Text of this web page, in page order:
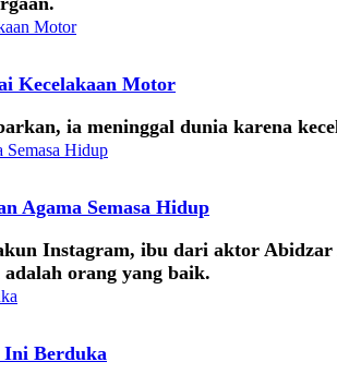
Kecelakaan Motor
ia meninggal dunia karena
Agama Semasa Hidup
Instagram, ibu dari aktor
orang yang baik.
Ini Berduka